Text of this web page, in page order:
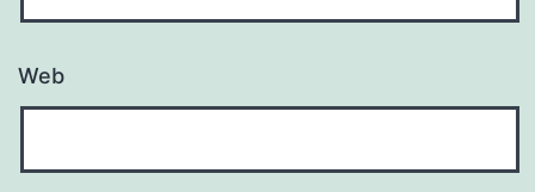
Web